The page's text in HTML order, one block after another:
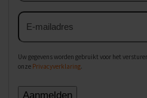
E-
mailadres
Uw gegevens worden gebruikt voor het
onze Privacyverklaring.